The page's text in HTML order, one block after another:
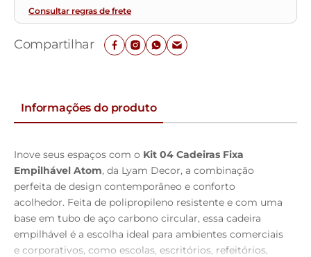
Consultar regras de frete
Compartilhar
Informações do produto
Inove seus espaços com o Kit 04 Cadeiras Fixa
Empilhável Atom, da Lyam Decor, a combinação
perfeita de design contemporâneo e conforto
acolhedor. Feita de polipropileno resistente e com uma
base em tubo de aço carbono circular, essa cadeira
empilhável é a escolha ideal para ambientes comerciais
e corporativos, como escolas, escritórios, refeitórios,